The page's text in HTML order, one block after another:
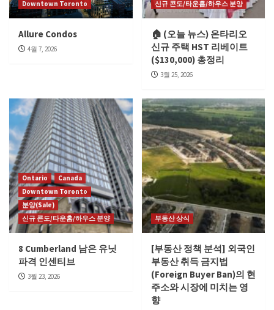
Downtown Toronto
Allure Condos
4월 7, 2026
신규 콘도/타운홈/하우스 분양
🏠 (오늘 뉴스) 온타리오
신규 주택 HST 리베이트
($130,000) 총정리
3월 25, 2026
Ontario
Canada
Downtown Toronto
분양(Sale)
신규 콘도/타운홈/하우스 분양
8 Cumberland 남은 유닛
파격 인센티브
3월 23, 2026
부동산 상식
[부동산 정책 분석] 외국인
부동산 취득 금지법
(Foreign Buyer Ban)의 현
주소와 시장에 미치는 영
향